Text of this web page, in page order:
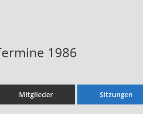
1986
Mitglieder Sitzungen